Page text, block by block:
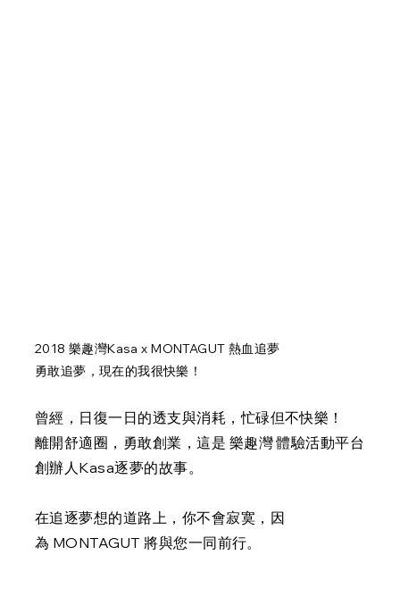
2018 樂趣灣Kasa x MONTAGUT 熱血追夢
勇敢追夢，現在的我很快樂！
曾經，日復一日的透支與消耗，忙碌但不快樂！
離開舒適圈，勇敢創業，這是 樂趣灣 體驗活動平台
創辦人Kasa逐夢的故事。
在追逐夢想的道路上，你不會寂寞，因
為 MONTAGUT 將與您一同前行。